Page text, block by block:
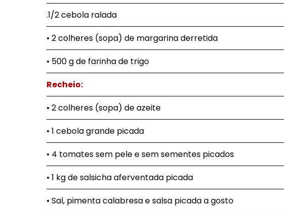
.1/2 cebola ralada
• 2 colheres (sopa) de margarina derretida
• 500 g de farinha de trigo
Recheio:
• 2 colheres (sopa) de azeite
• 1 cebola grande picada
• 4 tomates sem pele e sem sementes picados
• 1 kg de salsicha aferventada picada
• Sal, pimenta calabresa e salsa picada a gosto